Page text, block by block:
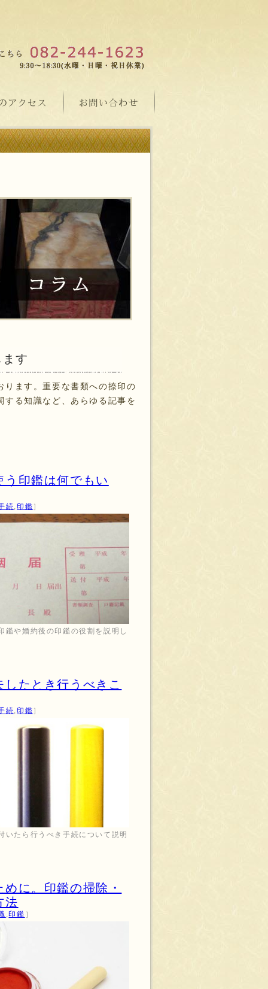
す
ります。重要な書類への捺印の
る知識など、あらゆる記事を
う印鑑は何でもい
続,印鑑 ］
鑑や婚約後の印鑑の役割を説明し
したとき行うべきこ
続 ,印鑑 ］
いたら行うべき手続について説明
に。印鑑の掃除・
法
,印鑑 ］